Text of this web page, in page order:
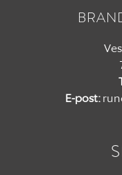
E-post: